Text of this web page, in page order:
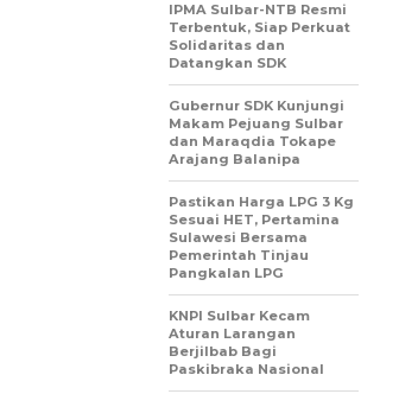
IPMA Sulbar-NTB Resmi
Terbentuk, Siap Perkuat
Solidaritas dan
Datangkan SDK
Gubernur SDK Kunjungi
Makam Pejuang Sulbar
dan Maraqdia Tokape
Arajang Balanipa
Pastikan Harga LPG 3 Kg
Sesuai HET, Pertamina
Sulawesi Bersama
Pemerintah Tinjau
Pangkalan LPG
KNPI Sulbar Kecam
Aturan Larangan
Berjilbab Bagi
Paskibraka Nasional